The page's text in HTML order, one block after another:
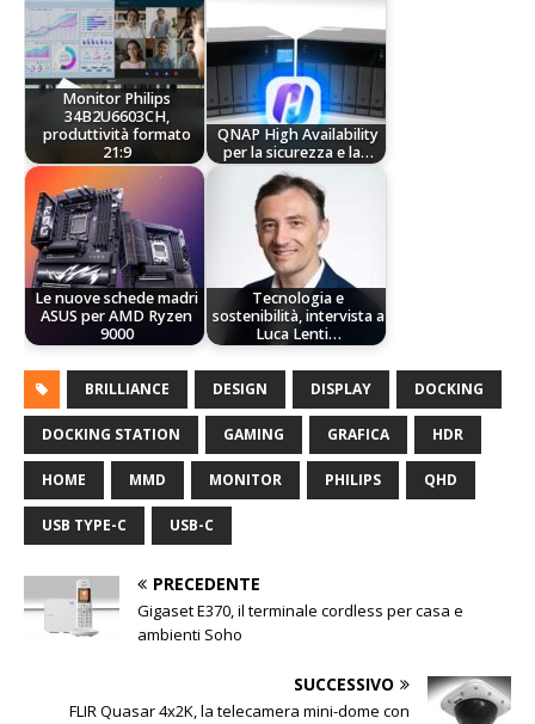
Monitor Philips
34B2U6603CH,
produttività formato
21:9
QNAP High Availability
per la sicurezza e la…
Le nuove schede madri
ASUS per AMD Ryzen
9000
Tecnologia e
sostenibilità, intervista a
Luca Lenti…
BRILLIANCE DESIGN DISPLAY DOCKING
DOCKING STATION GAMING GRAFICA HDR
HOME MMD MONITOR PHILIPS QHD
USB TYPE-C USB-C
PRECEDENTE
Gigaset E370, il terminale cordless per casa e
ambienti Soho
SUCCESSIVO
FLIR Quasar 4x2K, la telecamera mini-dome con